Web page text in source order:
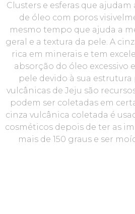
Clusters e esferas que ajudam
de óleo com poros
mesmo tempo que ajuda a
geral e a textura da pele. A
rica em minerais e tem
absorção do óleo excessivo
pele devido à sua estrutura
vulcânicas de Jeju são
podem ser coletadas em
cinza vulcânica coletada é
cosméticos depois de ter as
mais de 150 graus e ser